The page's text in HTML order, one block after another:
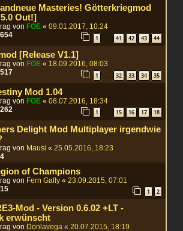
Masteries! Götterkriegmod
Out!]
von FOE «09.01.2017, 10:24
654 1 41 42 43 44
[Release V1.1]
von FOE « 18.09.2016, 08:03
517 1 32 33 34 35
Mod 1.04
vonFOE «08.07.2016, 18:34
262 1 15 16 17 18
Delight Mod Multiplayer irgendwie
von Mausi «25.05.2016, 18:23
4
of Champions
von Fern Gally «23.09.2015, 07:01
15 1 2
Mod - Version 0.6.02 +LT -
erwünscht
von Donlavega «20.07.2015, 18:19